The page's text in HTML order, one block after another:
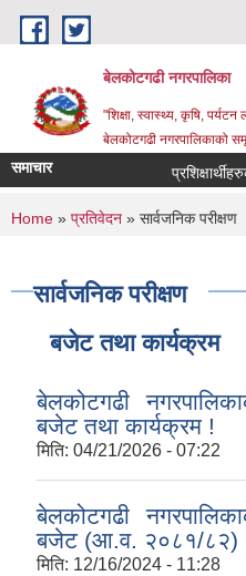
Skip to main content
बेलकोटगढी नगरपालिका
"शिक्षा, स्वास्थ्य, कृषि, पर्यटन
बेलकोटगढी नगरपालिकाको
समाचार
You are here
Home » प्रतिवेदन » सार्वजनिक परीक्षण
सार्वजनिक परीक्षण
बजेट तथा कार्यक्रम
बेलकोटगढी
बजेट तथा कार्यक्रम !
मिति: 04/21/2026 - 07:22
बेलकोटगढी
बजेट (आ.व. २०८१/८२)
मिति: 12/16/2024 - 11:28